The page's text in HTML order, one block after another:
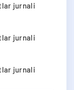
jurnali
jurnali
jurnali